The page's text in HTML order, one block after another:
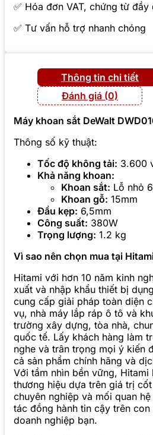
✅ Hóa đơn VAT, chứng từ đầy
✅ Tư vấn hỗ trợ nhanh chóng
Thông tin chi tiết
Đánh giá (0)
Máy khoan sắt DeWalt
Thông số kỹ thuật:
Tốc độ không tải: 3.600
Khả năng khoan:
Khoan sắt: Lỗ nhỏ
Khoan gỗ: 15mm
Đầu kẹp: 6,5mm
Công suất: 380W
Trọng lượng: 1.2 kg
Vì sao nên chọn mua tại
Hitami với hơn 10 năm kinh
xuất và nhập khẩu thiết bị
cung cấp giải pháp toàn diện
vụ, nhà máy lắp ráp ô tô và
trường xây dựng, tòa nhà,
quốc tế. Lấy khách hàng làm
nghe và trân trọng mọi ý kiến
cả sản phẩm chính hãng và
Với tầm nhìn bền vững,
thương hiệu dựa trên giá trị
chuyên nghiệp và mối quan
tác đồng hành tin cậy trên
doanh nghiệp bạn.